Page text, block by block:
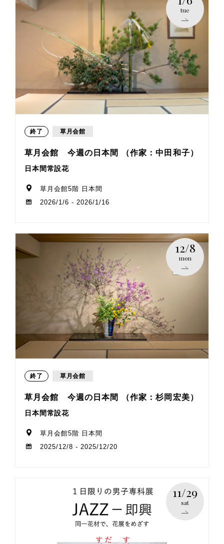
tue
終了 草月会館
草月会館 今週の日本間 （作家：中田和子）
日本間常設花
草月会館5階 日本間
2026/1/6 - 2026/1/16
12/8
mon
終了 草月会館
草月会館 今週の日本間 （作家：杉岡宏美）
日本間常設花
草月会館5階 日本間
2025/12/8 - 2025/12/20
11/29
sat